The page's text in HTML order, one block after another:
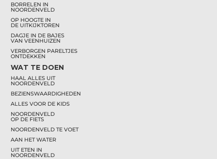
BORRELEN IN
NOORDENVELD
OP HOOGTE IN
DE UITKIJKTOREN
DAGJE IN DE BAJES
VAN VEENHUIZEN
VERBORGEN PARELTJES
ONTDEKKEN
WAT TE DOEN
HAAL ALLES UIT
NOORDENVELD
BEZIENSWAARDIGHEDEN
ALLES VOOR DE KIDS
NOORDENVELD
OP DE FIETS
NOORDENVELD TE VOET
AAN HET WATER
UIT ETEN IN
NOORDENVELD